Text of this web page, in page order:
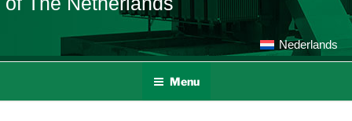
Nederlands
Menu